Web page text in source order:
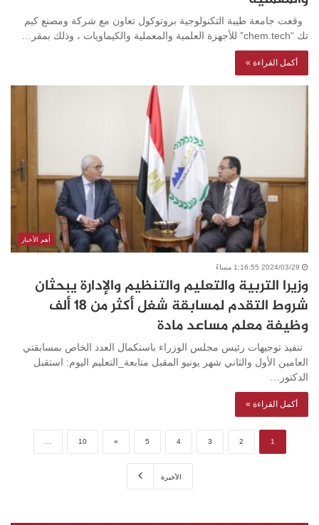
وقعت جامعة طيبة التكنولوجية بروتوكول تعاون مع شركة ومصنع كيم
تك “chem.tech” للأجهزة العلمية والمعملية والكيماويات ، وذلك بمقر…
أكمل القراءة »
أهم الأخبار
2024/03/29 1:16:55 مساءً
وزيرا التربية والتعليم والتنظيم والإدارة يبحثان
شروط التقدم لمسابقة شغل أكثر من 18 ألف
وظيفة معلم مساعد مادة
تنفيذ توجيهات رئيس مجلس الوزراء باستكمال العدد الخاص بمسابقتي
العامين الأول والثاني شهر يونيو المقبل متابعة_التعليم اليوم: استقبل
الدكتور…
أكمل القراءة »
1
2
3
4
5
»
10
...
الأخيرة